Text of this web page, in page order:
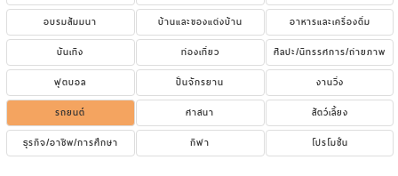
อบรมสัมมนา
บ้านและของแต่งบ้าน
อาหารและเครื่องดื่ม
บันเทิง
ท่องเที่ยว
ศิลปะ/นิทรรศการ/ถ่ายภาพ
ฟุตบอล
ปั่นจักรยาน
งานวิ่ง
รถยนต์
ศาสนา
สัตว์เลี้ยง
ธุรกิจ/อาชีพ/การศึกษา
กีฬา โปรโมชั่น